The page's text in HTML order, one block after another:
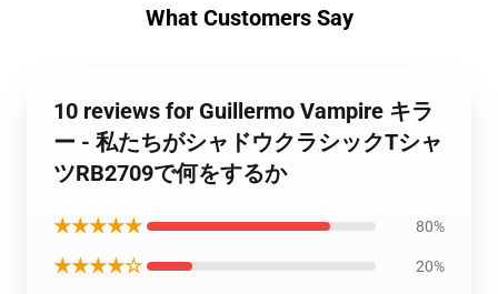
What Customers Say
10 reviews for Guillermo Vampire キラ
ー - 私たちがシャドウクラシックTシャ
ツRB2709で何をするか
★★★★★ 80%
★★★★☆ 20%